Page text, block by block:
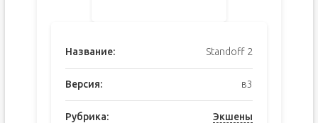
Название: Standoff 2
Версия: в3
Рубрика: Экшены